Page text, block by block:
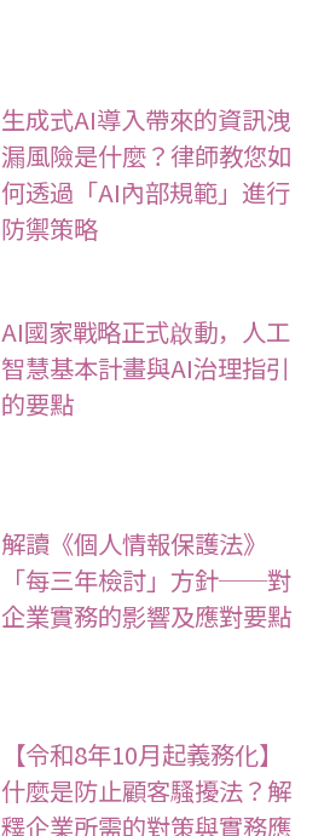
生成式AI導入帶來的資訊洩
漏風險是什麼？律師教您如
何透過「AI內部規範」進行
防禦策略
AI國家戰略正式啟動，人工
智慧基本計畫與AI治理指引
的要點
解讀《個人情報保護法》
「每三年檢討」方針──對
企業實務的影響及應對要點
【令和8年10月起義務化】
什麼是防止顧客騷擾法？解
釋企業所需的對策與實務應